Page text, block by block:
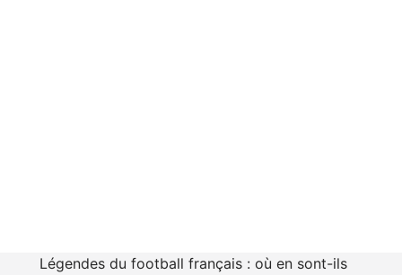
Légendes du football français : où en sont-ils